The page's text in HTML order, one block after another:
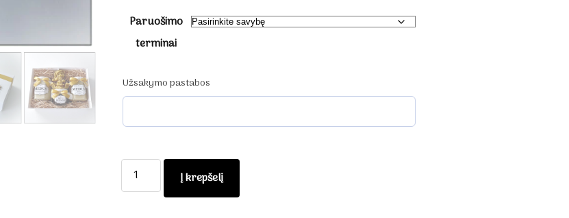
Paruošimo
terminai
Užsakymo pastabos
produkto
kiekis:
Į krepšelį